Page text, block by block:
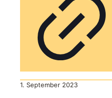
1. September 2023